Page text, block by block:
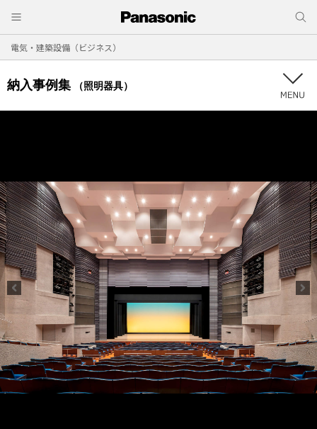
電気・建築設備（ビジネス）
納入事例集 （照明器具）